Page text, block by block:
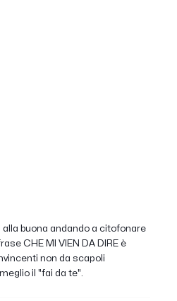
buona andando a citofonare
CHE MI VIEN DA DIRE è
non da scapoli
il "fai da te".